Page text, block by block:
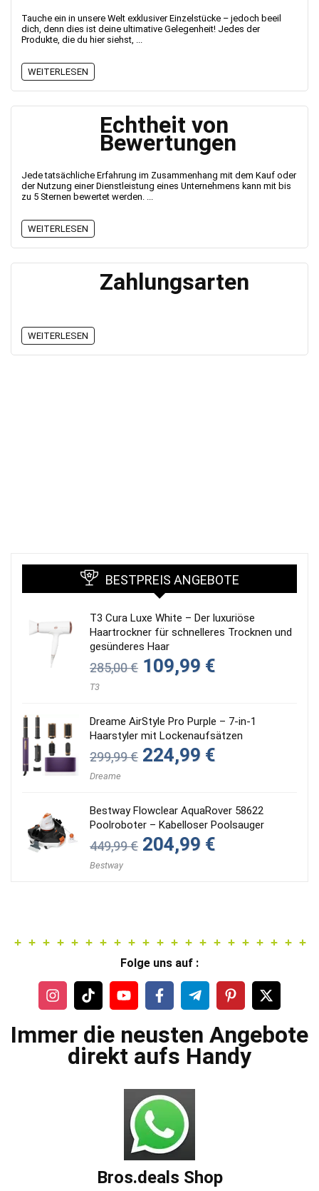
Tauche ein in unsere Welt exklusiver Einzelstücke – jedoch beeil
dich, denn dies ist deine ultimative Gelegenheit! Jedes der
Produkte, die du hier siehst, ...
WEITERLESEN
Echtheit von
Bewertungen
Jede tatsächliche Erfahrung im Zusammenhang mit dem Kauf oder
der Nutzung einer Dienstleistung eines Unternehmens kann mit bis
zu 5 Sternen bewertet werden. ...
WEITERLESEN
Zahlungsarten
WEITERLESEN
BESTPREIS ANGEBOTE
T3 Cura Luxe White – Der luxuriöse
Haartrockner für schnelleres Trocknen und
gesünderes Haar
285,00€ Ursprünglicher
Preis
109,99 €
T3
Dreame AirStyle Pro Purple – 7-in-1
Haarstyler mit Lockenaufsätzen
299,99€ Ursprünglicher
Preis
224,99 €
Dreame
Bestway Flowclear AquaRover 58622
Poolroboter – Kabelloser Poolsauger
449,99€ Ursprünglicher
Preis
204,99 €
Bestway
Folge uns auf :
Immer die neusten Angebote
direkt aufs Handy
Bros.deals Shop